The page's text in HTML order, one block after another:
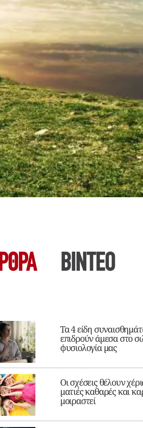
ΒΙΝΤΕΟ
Τα 4 είδη
επιδρούν άμεσα στο
φυσιολογία μας
Οι σχέσεις θέλουν
ματιές καθαρές και
μοιραστεί